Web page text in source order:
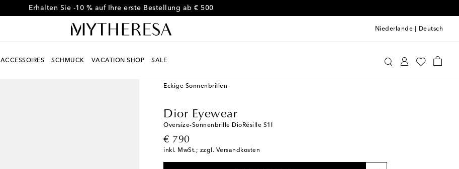
Erhalten Sie -10 % auf Ihre erste Bestellung ab € 500
Niederlande Deutsch
ACCESSOIRES SCHMUCK VACATION SHOP SALE
Eckige Sonnenbrillen
Dior Eyewear
Oversize-Sonnenbrille DioRésille S1I
€ 790
original price
inkl. MwSt.; zzgl. Versandkosten